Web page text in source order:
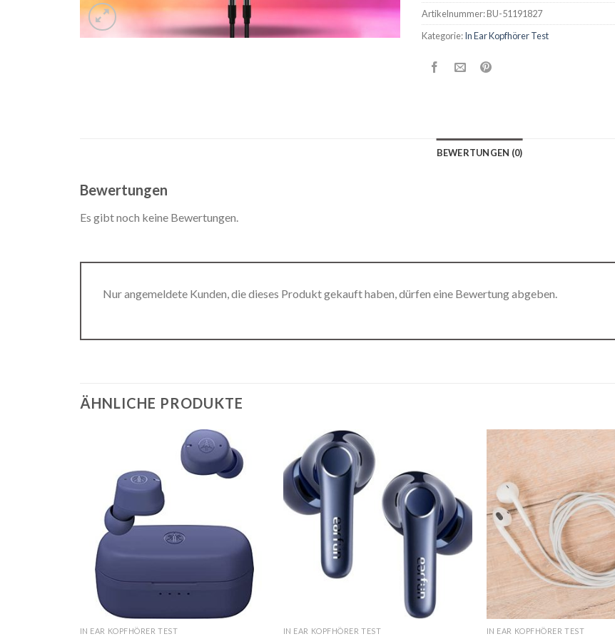
Artikelnummer:BU-51191827
Kategorie:In Ear Kopfhörer Test
BEWERTUNGEN (0)
Bewertungen
Es gibt noch keine Bewertungen.
Nur angemeldete Kunden, die dieses Produkt gekauft haben, dürfen eine Bewertung abgeben.
ÄHNLICHE PRODUKTE
IN EAR KOPFHÖRER TEST IN EAR KOPFHÖRER TEST IN EAR KOPFHÖRER TEST